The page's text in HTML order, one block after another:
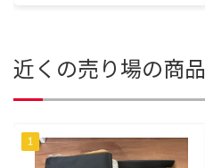
近くの売り場の商品